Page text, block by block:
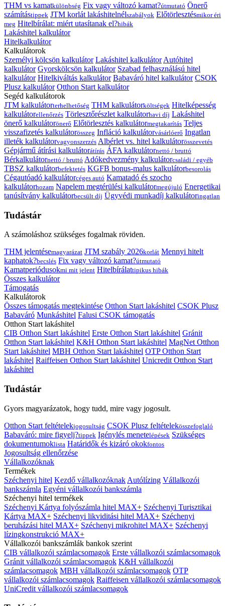
THM vs kamatkülönbség Fix vagy változó kamat?útmutató Önerő
számítástippek JTM korlát lakáshitelnélszabályok Előtörlesztésmikor éri
meg Hitelbírálat: miért utasítanak el?hibák
Lakáshitel kalkulátor
Hitelkalkulátor
Kalkulátorok
Személyi kölcsön kalkulátor Lakáshitel kalkulátor Autóhitel
kalkulátor Gyorskölcsön kalkulátor Szabad felhasználású hitel
kalkulátor Hitelkiváltás kalkulátor Babaváró hitel kalkulátor CSOK
Plusz kalkulátor Otthon Start kalkulátor
Segéd kalkulátorok
JTM kalkulátorterhelhetőség THM kalkulátorköltségek Hitelképesség
kalkulátorellenőrzés Törlesztőrészlet kalkulátorhavi díj Lakáshitel
önerő kalkulátorönerő Előtörlesztés kalkulátormegtakarítás Teljes
visszafizetés kalkulátorösszeg Infláció kalkulátorvásárlóerő Ingatlan
illeték kalkulátorvagyonszerzés Albérlet vs. hitel kalkulátorösszevetés
Gépjármű átírási kalkulátorátírás ÁFA kalkulátornettó / bruttó
Bérkalkulátornettó / bruttó Adókedvezmény kalkulátorcsaládi / egyéb
TBSZ kalkulátorbefektetés KGFB bonus-malus kalkulátorbesorolás
Cégautóadó kalkulátorcéges autó Kamatadó és szocho
kalkulátorhozam Napelem megtérülési kalkulátormegújuló Energetikai
tanúsítvány kalkulátorbecsült díj Ügyvédi munkadíj kalkulátoringatlan
Tudástár
A számoláshoz szükséges fogalmak röviden.
THM jelentésemagyarázat JTM szabály 2026korlát Mennyi hitelt
kaphatok?becslés Fix vagy változó kamat?útmutató
Kamatperiódusokmi mit jelent Hitelbírálattipikus hibák
Összes kalkulátor
Támogatás
Kalkulátorok
Összes támogatás megtekintése Otthon Start lakáshitel CSOK Plusz
Babaváró Munkáshitel Falusi CSOK támogatás
Otthon Start lakáshitel
CIB Otthon Start lakáshitel Erste Otthon Start lakáshitel Gránit
Otthon Start lakáshitel K&H Otthon Start lakáshitel MagNet Otthon
Start lakáshitel MBH Otthon Start lakáshitel OTP Otthon Start
lakáshitel Raiffeisen Otthon Start lakáshitel Unicredit Otthon Start
lakáshitel
Tudástár
Gyors magyarázatok, hogy tudd, mire vagy jogosult.
Otthon Start feltételekjogosultság CSOK Plusz feltételekösszefoglaló
Babaváró: mire figyelj?tippek Igénylés menetelépések Szükséges
dokumentumoklista Határidők és kizáró okokfontos
Jogosultság ellenőrzése
Vállalkozóknak
Termékek
Széchenyi hitel Kezdő vállalkozóknak Autólízing Vállalkozói
bankszámla Egyéni vállalkozói bankszámla
Széchenyi hitel termékek
Széchenyi Kártya folyószámla hitel MAX+ Széchenyi Turisztikai
Kártya MAX+ Széchenyi likviditási hitel MAX+ Széchenyi
beruházási hitel MAX+ Széchenyi mikrohitel MAX+ Széchenyi
lízingkonstrukció MAX+
Vállalkozói bankszámlák bankok szerint
CIB vállalkozói számlacsomagok Erste vállalkozói számlacsomagok
Gránit vállalkozói számlacsomagok K&H vállalkozói
számlacsomagok MBH vállalkozói számlacsomagok OTP
vállalkozói számlacsomagok Raiffeisen vállalkozói számlacsomagok
UniCredit vállalkozói számlacsomagok